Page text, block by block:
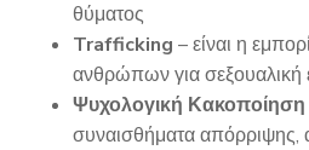
θύματος
Trafficking – είναι η
ανθρώπων για σεξουαλική
Ψυχολογική Κακοποίηση
συναισθήματα